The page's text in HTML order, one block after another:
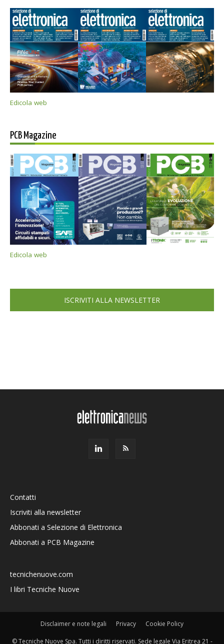
Edicola web
PCB Magazine
Edicola web
ISCRIVITI ALLA NEWSLETTER
Contatti
Iscriviti alla newsletter
Abbonati a Selezione di Elettronica
Abbonati a PCB Magazine
tecnichenuove.com
I libri Tecniche Nuove
Disclaimer e note legali Privacy Cookie Policy
© Tecniche Nuove Spa. Tutti i diritti riservati. Sede legale Via Eritrea 21 -